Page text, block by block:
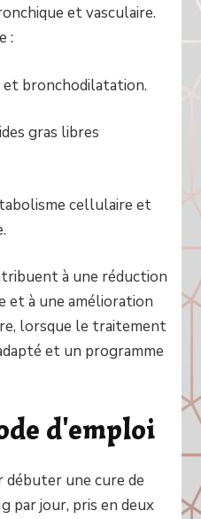
et vasculaire.
:
bronchodilatation.
gras libres
cellulaire et
à une réduction
et à une amélioration
lorsque le traitement
et un programme
d'emploi
débuter une cure de
par jour, pris en deux